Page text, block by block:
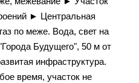
► Центральная
по меже. Вода, свет на
Будущего", 50 м от
инфраструктура.
время, участок не